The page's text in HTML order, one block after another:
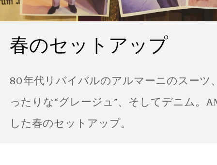
春のセットアップ
80年代リバイバルのアルマーニのスーツ
ったりな“グレージュ”、そしてデニム。
した春のセットアップ。